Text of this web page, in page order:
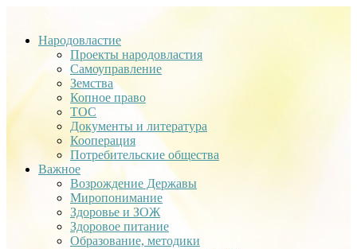
Народовластие
Проекты народовластия
Самоуправление
Земства
Копное право
ТОС
Документы и литература
Кооперация
Потребительские общества
Важное
Возрождение Державы
Миропонимание
Здоровье и ЗОЖ
Здоровое питание
Образование, методики